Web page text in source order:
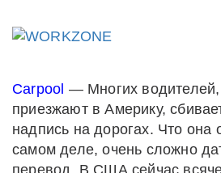
Carpool — Многих
приезжают в Америку,
надпись на дорогах. Что она
самом деле, очень сложно